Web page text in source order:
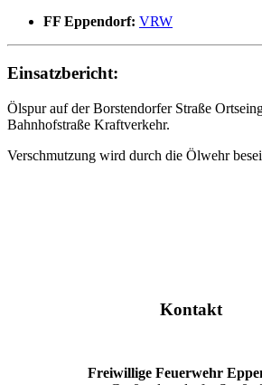
FF Eppendorf: VRW
Einsatzbericht:
Ölspur auf der Borstendorfer Straße
Bahnhofstraße Kraftverkehr.
Verschmutzung wird durch die Ölwehr
Kontakt
Freiwillige Feuerwehr